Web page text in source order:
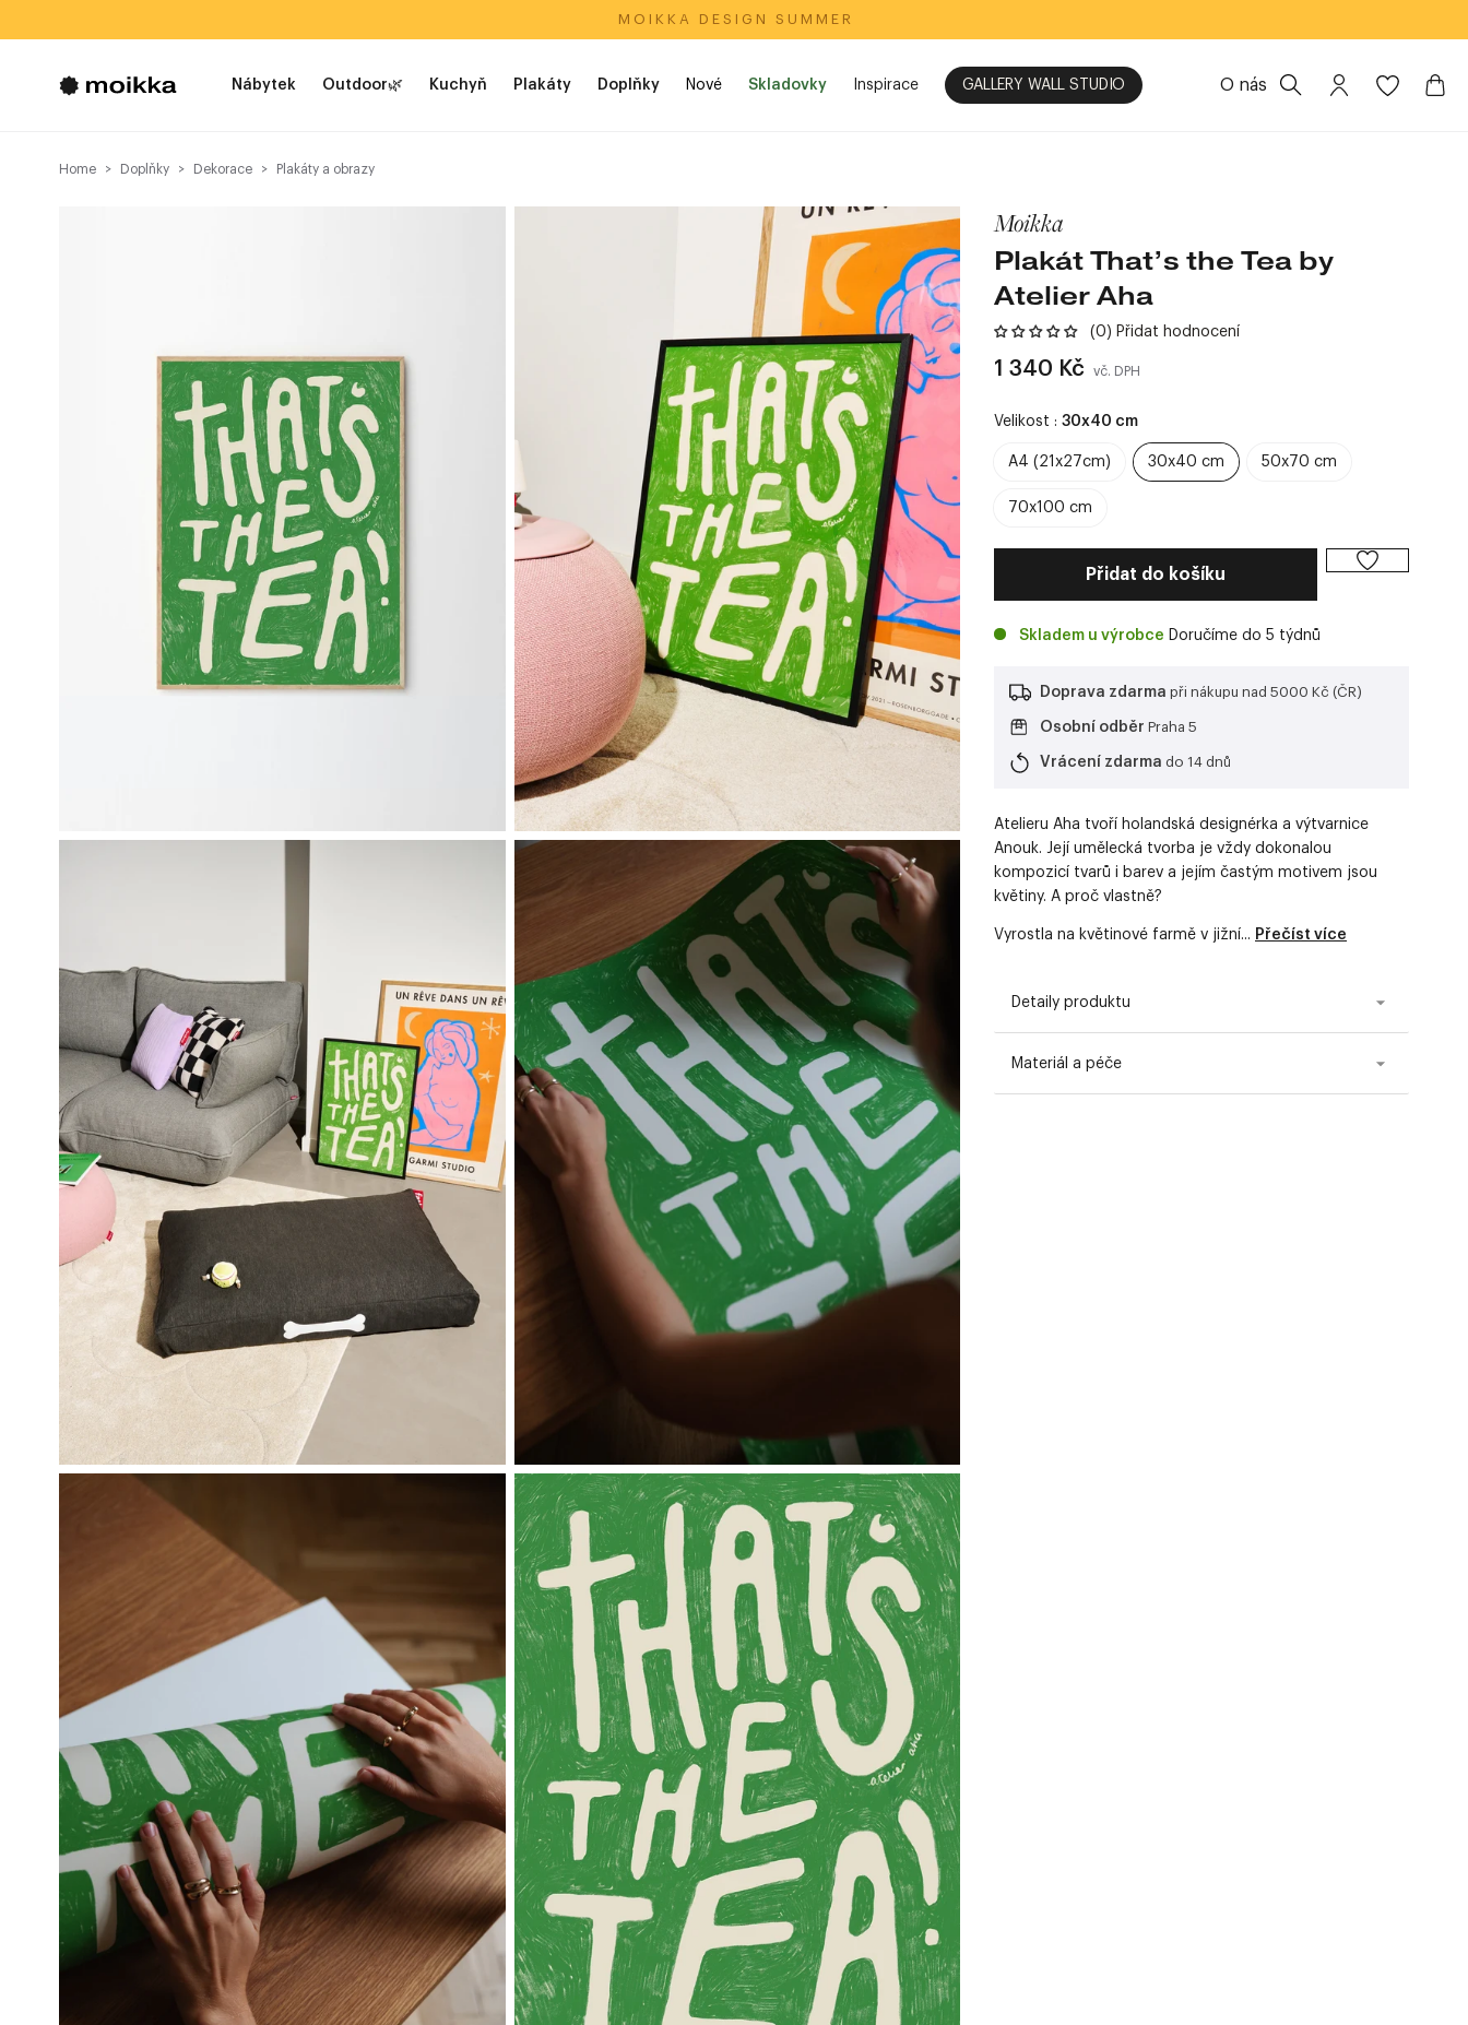
M O I K K A‎ ‎ ‎ D E S I G N‎ ‎ ‎ S U M M E R
Nábytek Outdoor🌿 Kuchyň Plakáty Doplňky Nové Skladovky Inspirace GALLERY WALL STUDIO O nás
Home Doplňky Dekorace Plakáty a obrazy
Moikka
Plakát That’s the Tea by
Atelier Aha
(0) Přidat hodnocení
1 340 Kč
cena
vč. DPH
Velikost : 30x40 cm
A4 (21x27cm) 30x40 cm 50x70 cm
70x100 cm
Přidat do košíku
Skladem u výrobce Doručíme do 5 týdnů
Doprava zdarma při nákupu nad 5000 Kč (ČR)
Osobní odběr Praha 5
Vrácení zdarma do 14 dnů
Atelieru Aha tvoří holandská designérka a výtvarnice
Anouk. Její umělecká tvorba je vždy dokonalou
kompozicí tvarů i barev a jejím častým motivem jsou
květiny. A proč vlastně?
Vyrostla na květinové farmě v jižní... Přečíst více
Detaily produktu
Materiál a péče